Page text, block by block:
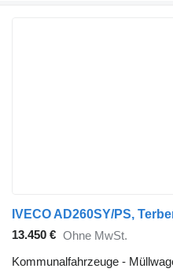
13.450 € Ohne MwSt.
Kommunalfahrzeuge -